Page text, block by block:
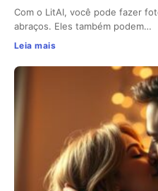
Com o LitAI, você pode fazer
abraços. Eles também podem…
Leia mais